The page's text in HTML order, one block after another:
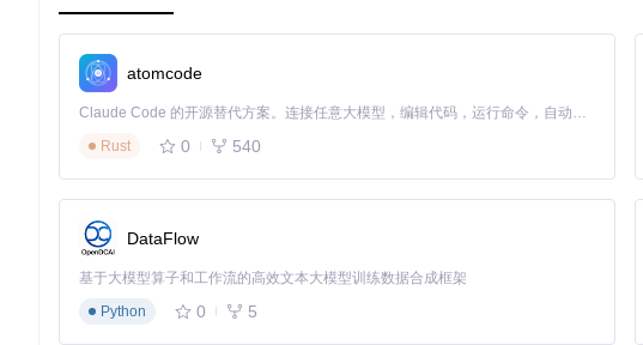
atomcode
Claude Code 的开源替代方案。连接任意大模型，编辑代码，运行命令，自动验证 — 全自动执行。用 Rust 构建，极致性能。 ｜ An open-source alternative to Claude Code. Connect any LLM, edit code, run commands, and verify changes — autonomously. Built in Rust for speed. Get Started
Rust
0 540
DataFlow
基于大模型算子和工作流的高效文本大模型训练数据合成框架
Python
0 5